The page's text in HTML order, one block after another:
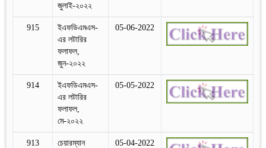
জুলাই-২০২২
915
ইএফডিএমএস-
এর লটারির
ফলাফল,
জুন-২০২২
05-06-2022
914
ইএফডিএমএস-
এর লটারির
ফলাফল,
মে-২০২২
05-05-2022
913
চেয়ারম্যান
05-04-2022